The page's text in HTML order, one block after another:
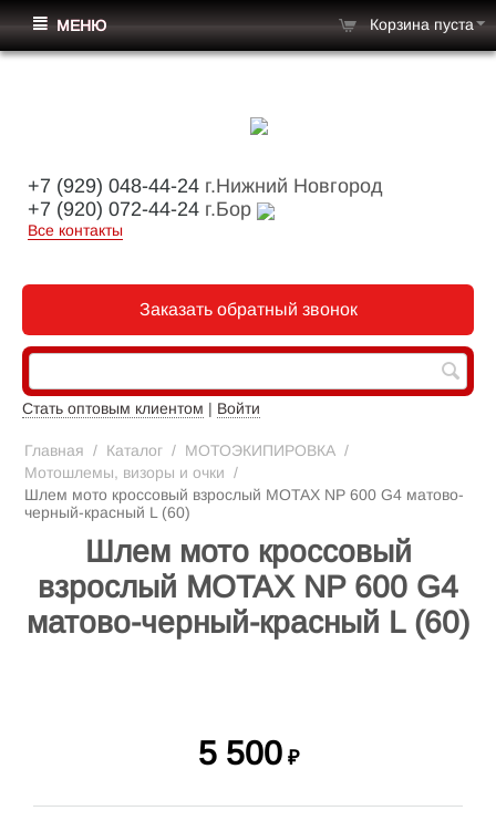
+7 (929) 048-44-24 г.Нижний Новгород
+7 (920) 072-44-24 г.Бор
Все контакты
Заказать обратный звонок
Стать оптовым клиентом | Войти
МЕНЮ Корзина пуста
Главная / Каталог / МОТОЭКИПИРОВКА /
Мотошлемы, визоры и очки /
Шлем мото кроссовый взрослый MOTAX NP 600 G4 матово-
черный-красный L (60)
Шлем мото кроссовый
взрослый MOTAX NP 600 G4
матово-черный-красный L (60)
5 500 ₽